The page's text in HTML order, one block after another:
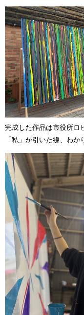
完成した作品は市役所ロ
「私」が引いた線、わか